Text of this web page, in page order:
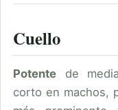
Cuello
Potente de
corto en machos,